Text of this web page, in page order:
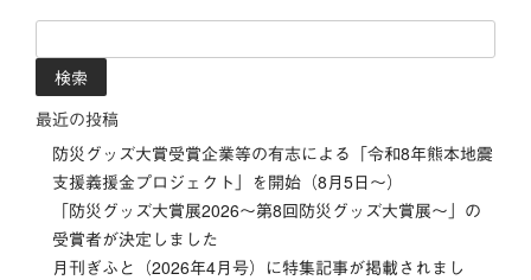
ゲ
ー
シ
ョ
ン
索:
最近の投稿
防災グッズ大賞受賞企業等の有志による「令和8年熊本地震
支援義援金プロジェクト」を開始（8月5日～）
「防災グッズ⼤賞展2026〜第8回防災グッズ⼤賞展〜」の
受賞者が決定しました
月刊ぎふと（2026年4月号）に特集記事が掲載されまし